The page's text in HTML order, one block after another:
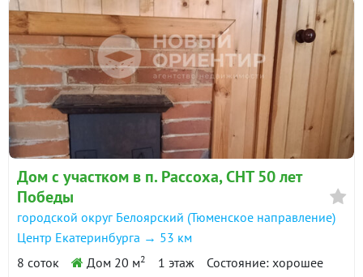
Дом с участком в п. Рассоха, СНТ 50 лет
Победы
городской округ Белоярский (Тюменское направление)
Центр Екатеринбурга → 53 км
8 соток
Дом 20 м2 1 этаж Состояние: хорошее